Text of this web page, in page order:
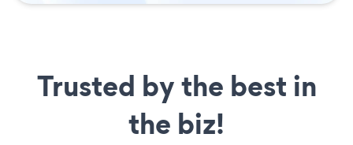
Trusted by the best in
the biz!